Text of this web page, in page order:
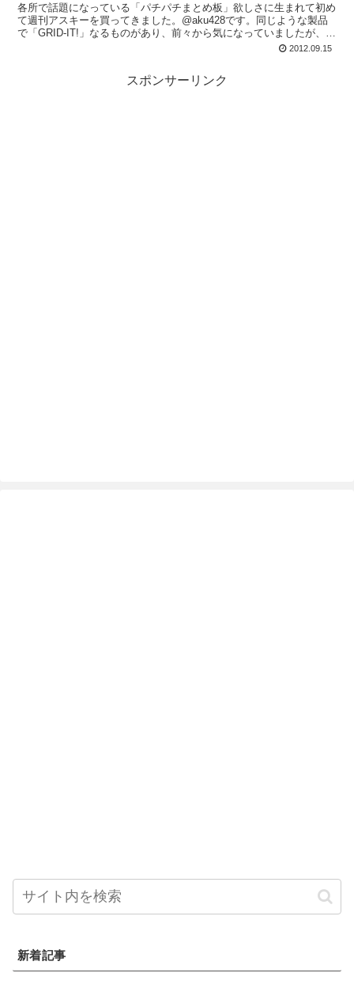
各所で話題になっている「パチパチまとめ板」欲しさに生まれて初め
て週刊アスキーを買ってきました。@aku428です。同じような製品
で「GRID-IT!」なるものがあり、前々から気になっていましたが、わ
2012.09.15
スポンサーリンク
新着記事